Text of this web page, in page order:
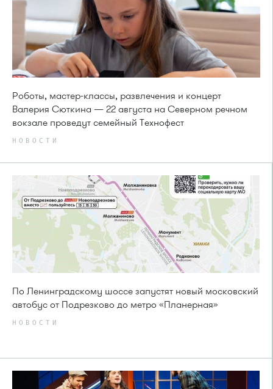
Роботы, мастер-классы, развлечения и концерт
Валерия Сюткина — 22 августа на Северном речном
вокзале проведут семейный Технофест
НОВОСТИ
По Ленинградскому шоссе запустят новый московский
автобус от Подрезково до метро «Планерная»
НОВОСТИ